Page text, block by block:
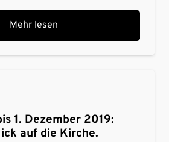
Mehr lesen
1. Dezember 2019:
auf die Kirche.